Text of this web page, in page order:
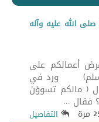
الله عليه وآله
أعمالكم على
وآله وسلم) ورد في
( مالكم تسوؤن
فقال ...
التفاصيل